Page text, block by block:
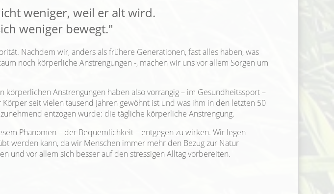
weniger, weil er alt wird.
weniger bewegt."
Nachdem wir, anders als frühere Generationen, fast alles haben, was
noch körperliche Anstrengungen -, machen wir uns vor allem Sorgen um
Anstrengungen haben also vorrangig – im Gesundheitssport –
seit vielen tausend Jahren gewöhnt ist und was ihm in den letzten 50
entzogen wurde: die tägliche körperliche Anstrengung.
Phänomen – der Bequemlichkeit – entgegen zu wirken. Wir legen
werden kann, da wir Menschen immer mehr den Bezug zur Natur
und vor allem sich besser auf den stressigen Alltag vorbereiten.